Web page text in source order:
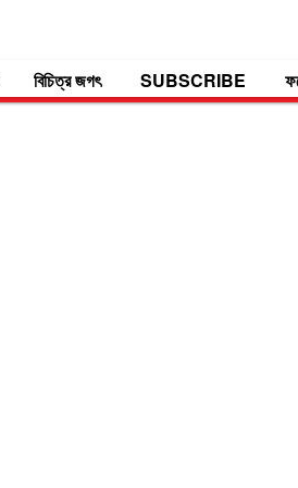
বিচিত্র জগৎ SUBSCRIBE